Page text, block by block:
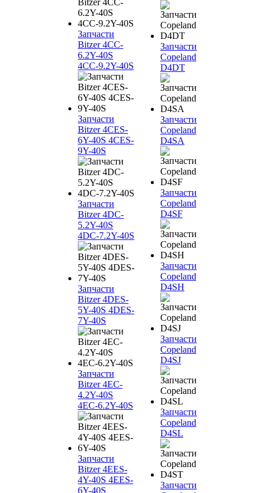
Запчасти
Bitzer 4CC-
6.2Y-40S
4CC-9.2Y-40S
Запчасти
Bitzer 4CES-
6Y-40S 4CES-
9Y-40S
Запчасти
Bitzer 4DC-
5.2Y-40S
4DC-7.2Y-40S
Запчасти
Bitzer 4DES-
5Y-40S 4DES-
7Y-40S
Запчасти
Bitzer 4EC-
4.2Y-40S
4EC-6.2Y-40S
Запчасти
Bitzer 4EES-
4Y-40S 4EES-
6Y-40S
Запчасти
Copeland
D4DT
Запчасти
Copeland
D4SA
Запчасти
Copeland
D4SF
Запчасти
Copeland
D4SH
Запчасти
Copeland
D4SJ
Запчасти
Copeland
D4SL
Запчасти